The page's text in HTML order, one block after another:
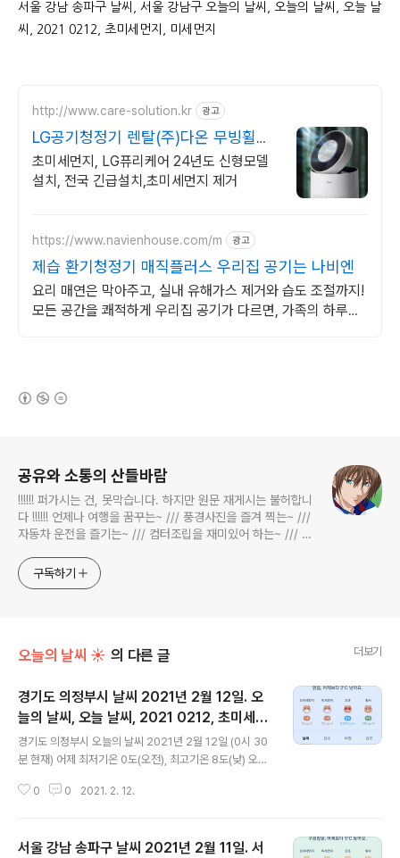
서울 강남 송파구 날씨, 서울 강남구 오늘의 날씨, 오늘의 날씨, 오늘 날
씨, 2021 0212, 초미세먼지, 미세먼지
http://www.care-solution.kr 광고
LG공기청정기 렌탈(주)다온 무빙휠증
정+추가할인+긴급설치
초미세먼지, LG퓨리케어 24년도 신형모델
설치, 전국 긴급설치,초미세먼지 제거
https://www.navienhouse.com/m 광고
제습 환기청정기 매직플러스 우리집 공기는 나비엔
요리 매연은 막아주고, 실내 유해가스 제거와 습도 조절까지!
모든 공간을 쾌적하게 우리집 공기가 다르면, 가족의 하루도
공유와 소통의 산들바람
!!!!!! 퍼가시는 건, 못막습니다. 하지만 원문 재게시는 불허합니
다 !!!!!! 언제나 여행을 꿈꾸는~ /// 풍경사진을 즐겨 찍는~ ///
자동차 운전을 즐기는~ /// 컴터조립을 재미있어 하는~ /// 고
식하는 미드가 있는~ /// 사회적 이슈에 발언하는~ 不老巨
구독하기
오늘의 날씨 ☀ 의 다른 글 더보기
경기도 의정부시 날씨 2021년 2월 12일. 오
늘의 날씨, 오늘 날씨, 2021 0212, 초미세먼
지, 미세먼지
경기도 의정부시 오늘의 날씨 2021년 2월 12일 (0시 30
분 현재) 어제 최저기온 0도(오전), 최고기온 8도(낮) 오늘
은 최저기온, 어제보다 3도 높은 최고기온입니다 아침에
대기상황 공기질은 어제 초미세먼지 나쁨 = 39 ㎍/m³ 미
0 0 2021. 2. 12.
서울 강남 송파구 날씨 2021년 2월 11일. 서